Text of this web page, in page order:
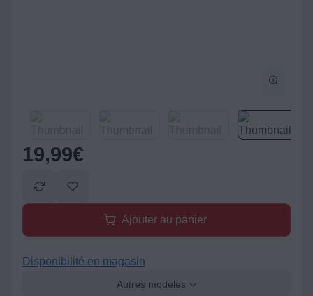
19,99€
Ajouter au panier
Disponibilité en magasin
Autres modèles